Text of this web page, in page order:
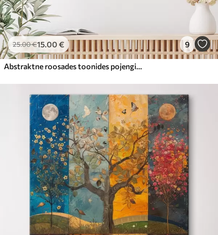
25.00€15.00 € 9
Abstraktne roosades toonides pojengide kimp